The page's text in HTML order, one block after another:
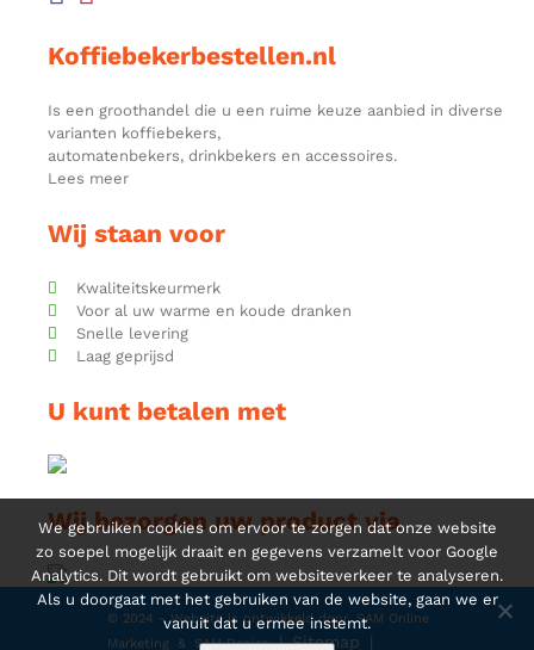
Koffiebekerbestellen.nl
Is een groothandel die u een ruime keuze aanbied in diverse
varianten koffiebekers,
automatenbekers, drinkbekers en accessoires.
Lees meer
Wij staan voor
Kwaliteitskeurmerk
Voor al uw warme en koude dranken
Snelle levering
Laag geprijsd
U kunt betalen met
Wij bezorgen uw product via
© 2024 - Website is ontwikkeld door SAM Online
Marketing
& SAM Design |Sitemap |
We gebruiken cookies om ervoor te zorgen dat onze website
zo soepel mogelijk draait en gegevens verzamelt voor Google
Analytics. Dit wordt gebruikt om websiteverkeer te analyseren.
Als u doorgaat met het gebruiken van de website, gaan we er
vanuit dat u ermee instemt.